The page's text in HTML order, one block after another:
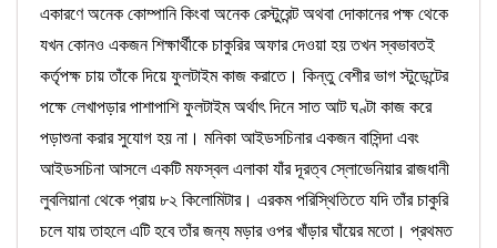
একারণে অনেক কোম্পানি কিংবা অনেক রেস্টুরেন্ট অথবা দোকানের পক্ষ থেকে
যখন কোনও একজন শিক্ষার্থীকে চাকুরির অফার দেওয়া হয় তখন স্বভাবতই
কর্তৃপক্ষ চায় তাঁকে দিয়ে ফুলটাইম কাজ করাতে। কিন্তু বেশীর ভাগ স্টুডেন্টের
পক্ষে লেখাপড়ার পাশাপাশি ফুলটাইম অর্থাৎ দিনে সাত আট ঘণ্টা কাজ করে
পড়াশুনা করার সুযোগ হয় না। মনিকা আইডসচিনার একজন বাসিন্দা এবং
আইডসচিনা আসলে একটি মফস্বল এলাকা যাঁর দূরত্ব স্লোভেনিয়ার রাজধানী
লুবলিয়ানা থেকে প্রায় ৮২ কিলোমিটার। এরকম পরিস্থিতিতে যদি তাঁর চাকুরি
চলে যায় তাহলে এটি হবে তাঁর জন্য মড়ার ওপর খাঁড়ার ঘাঁয়ের মতো। প্রথমত